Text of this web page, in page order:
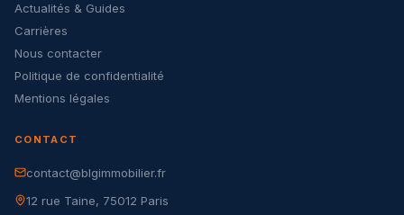
Actualités & Guides
Carrières
Nous contacter
Politique de confidentialité
Mentions légales
CONTACT
contact@blgimmobilier.fr
12 rue Taine, 75012 Paris